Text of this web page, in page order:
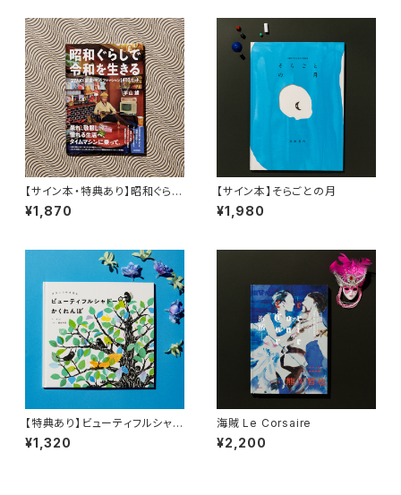
【サイン本・特典あり】昭和ぐらし
で令和を生きる 27人の［部屋・
モノ・ファッション］403カット
¥1,870
【サイン本】そらごとの月
¥1,980
【特典あり】ビューティフルシャド
ーのかくれんぼ
¥1,320
海賊 Le Corsaire
¥2,200